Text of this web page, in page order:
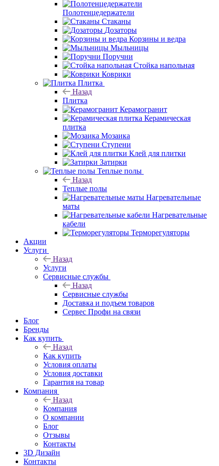
Полотенцедержатели
Стаканы
Дозаторы
Корзины и ведра
Мыльницы
Поручни
Стойка напольная
Коврики
Плитка
Назад
Плитка
Керамогранит
Керамическая
плитка
Мозаика
Ступени
Клей для плитки
Затирки
Теплые полы
Назад
Теплые полы
Нагревательные
маты
Нагревательные
кабели
Терморегуляторы
Акции
Услуги
Назад
Услуги
Сервисные службы
Назад
Сервисные службы
Доставка и подъем товаров
Сервес Профи на связи
Блог
Бренды
Как купить
Назад
Как купить
Условия оплаты
Условия доставки
Гарантия на товар
Компания
Назад
Компания
О компании
Блог
Отзывы
Контакты
3D Дизайн
Контакты